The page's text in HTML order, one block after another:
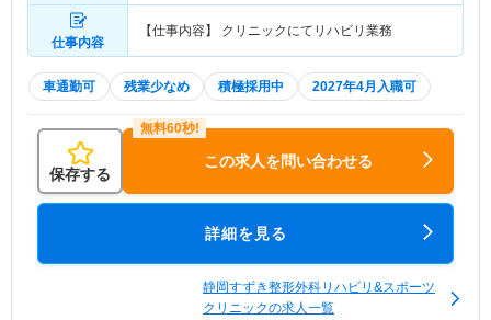
仕事内容
【仕事内容】 クリニックにてリハビリ業務
車通勤可 残業少なめ 積極採用中 2027年4月入職可
保存する
この求人を問い合わせる
詳細を見る
静岡すずき整形外科リハビリ&スポーツ
クリニックの求人一覧